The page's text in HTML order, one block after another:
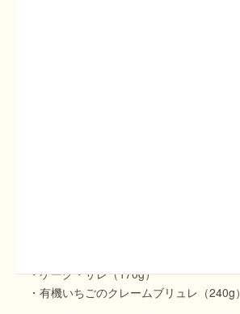
・ケーク・サレ（170g）
・有機いちごのクレームブリュレ（240g）